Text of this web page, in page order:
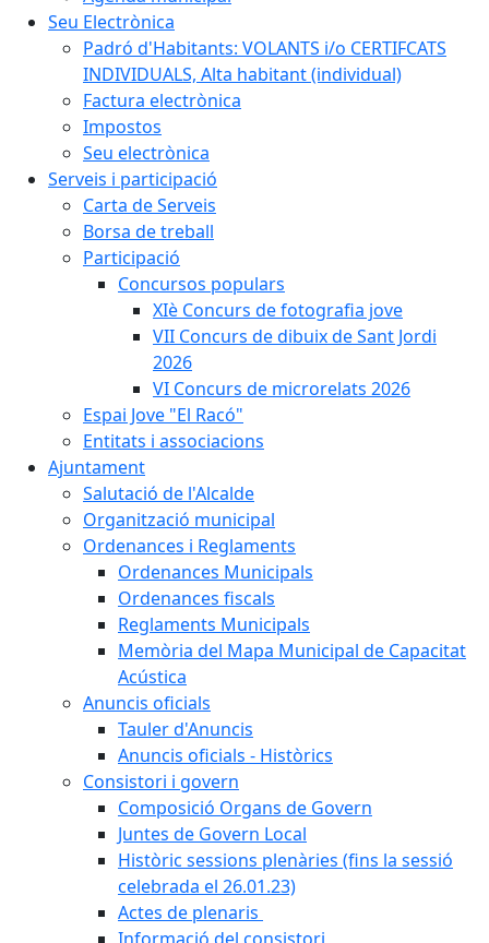
Seu Electrònica
Padró d'Habitants: VOLANTS i/o CERTIFCATS
INDIVIDUALS, Alta habitant (individual)
Factura electrònica
Impostos
Seu electrònica
Serveis i participació
Carta de Serveis
Borsa de treball
Participació
Concursos populars
XIè Concurs de fotografia jove
VII Concurs de dibuix de Sant Jordi
2026
VI Concurs de microrelats 2026
Espai Jove "El Racó"
Entitats i associacions
Ajuntament
Salutació de l'Alcalde
Organització municipal
Ordenances i Reglaments
Ordenances Municipals
Ordenances fiscals
Reglaments Municipals
Memòria del Mapa Municipal de Capacitat
Acústica
Anuncis oficials
Tauler d'Anuncis
Anuncis oficials - Històrics
Consistori i govern
Composició Organs de Govern
Juntes de Govern Local
Històric sessions plenàries (fins la sessió
celebrada el 26.01.23)
Actes de plenaris